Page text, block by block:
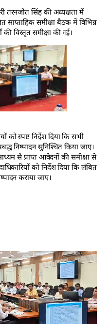
तरनजोत सिंह की अध्यक्षता में
समीक्षा बैठक में विभिन्न
विस्तृत समीक्षा की गई।
को स्पष्ट निर्देश दिया कि सभी
निष्पादन सुनिश्चित किया जाए।
से प्राप्त आवेदनों की समीक्षा से
को निर्देश दिया कि लंबित
कराया जाए।